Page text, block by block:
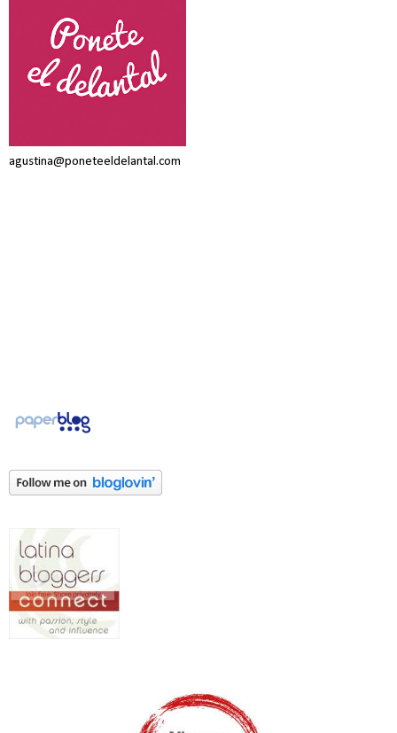
agustina@poneteeldelantal.com